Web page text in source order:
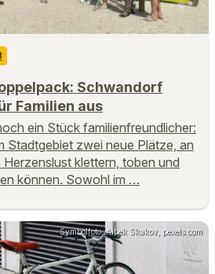
Schwandorf
Familien aus
ein Stück familienfreundlicher:
Stadtgebiet zwei neue Plätze, an
klettern, toben und
können. Sowohl im …
Symbolfoto: Aibek Skakov, pexels.com